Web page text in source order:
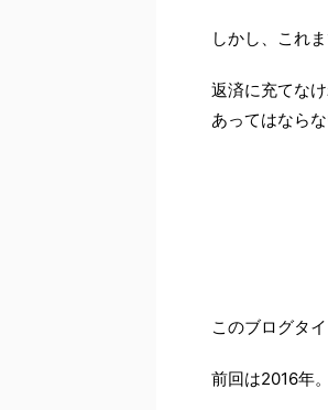
しかし、これ
返済に充てな
あってはなら
このブログタ
前回は2016年